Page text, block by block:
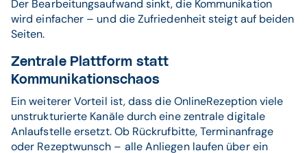
Der Bearbeitungsaufwand sinkt, die Kommunikation
wird einfacher – und die Zufriedenheit steigt auf beiden
Seiten.
Zentrale Plattform statt
Kommunikationschaos
Ein weiterer Vorteil ist, dass die OnlineRezeption viele
unstrukturierte Kanäle durch eine zentrale digitale
Anlaufstelle ersetzt. Ob Rückrufbitte, Terminanfrage
oder Rezeptwunsch – alle Anliegen laufen über ein